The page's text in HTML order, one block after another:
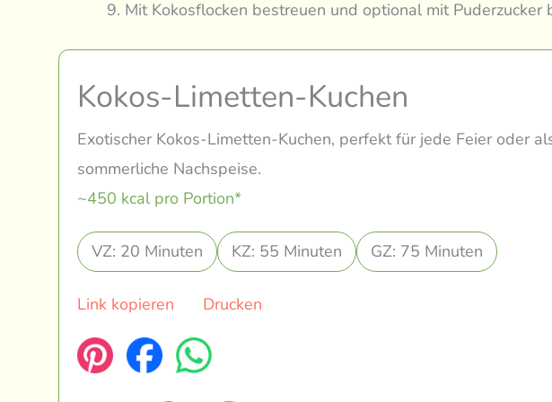
Mit Kokosflocken bestreuen und optional mit Puderzucker
Kokos-Limetten-Kuchen
Exotischer Kokos-Limetten-Kuchen, perfekt für jede Feier oder
sommerliche Nachspeise.
~450 kcal pro Portion*
VZ: 20 Minuten KZ: 55 Minuten GZ: 75 Minuten
Link kopieren Drucken